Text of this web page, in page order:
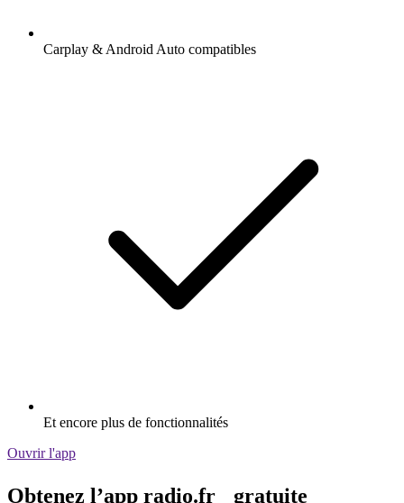
Carplay & Android Auto compatibles
Et encore plus de fonctionnalités
Ouvrir l'app
Obtenez l’app radio.fr gratuite